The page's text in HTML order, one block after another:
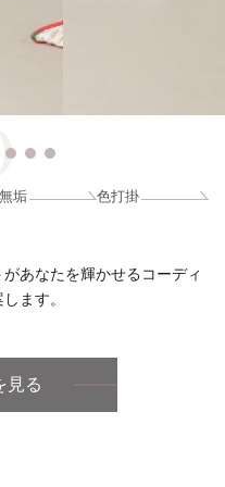
垢 色打掛
あなたを輝かせるコーディ
ます。
見る